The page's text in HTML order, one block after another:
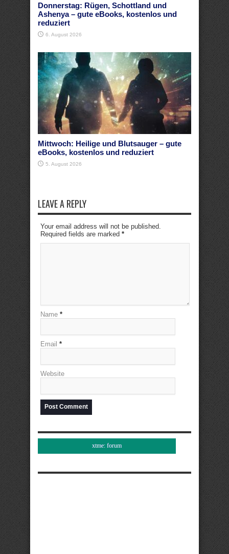
Donnerstag: Rügen, Schottland und
Ashenya – gute eBooks, kostenlos und
reduziert
6. August 2026
Mittwoch: Heilige und Blutsauger – gute
eBooks, kostenlos und reduziert
5. August 2026
LEAVE A REPLY
Your email address will not be published.
Required fields are marked *
Name *
Email *
Website
xtme: forum